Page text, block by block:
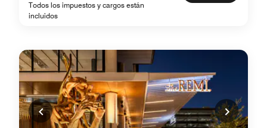
Todos los impuestos y cargos están
incluidos